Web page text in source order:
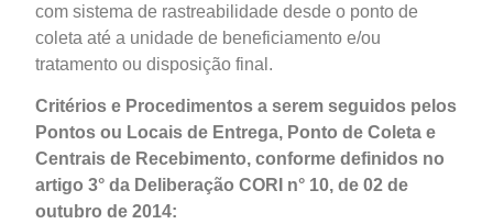
com sistema de rastreabilidade desde o ponto de
coleta até a unidade de beneficiamento e/ou
tratamento ou disposição final.
Critérios e Procedimentos a serem seguidos pelos
Pontos ou Locais de Entrega, Ponto de Coleta e
Centrais de Recebimento, conforme definidos no
artigo 3° da Deliberação CORI n° 10, de 02 de
outubro de 2014: